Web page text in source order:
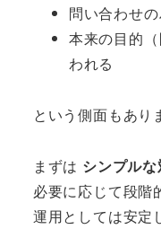
問い合わせ
本来の目的
われる
という側面もあり
まずは シンプル
必要に応じて段階
運用としては安定